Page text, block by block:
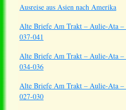
Ausreise aus Asien nach Amerika
Alte Briefe Am Trakt – Aulie-Ata
037-041
Alte Briefe Am Trakt – Aulie-Ata
034-036
Alte Briefe Am Trakt – Aulie-Ata
027-030